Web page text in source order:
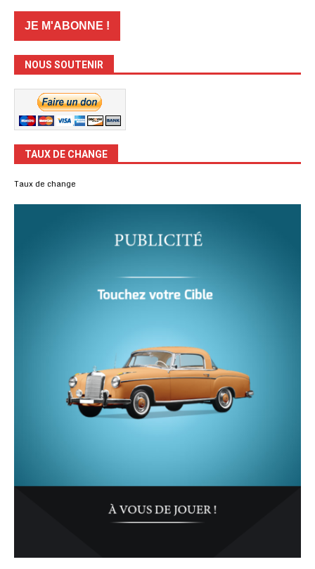
NOUS SOUTENIR
TAUX DE CHANGE
Taux de change